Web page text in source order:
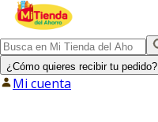
¿Cómo quieres recibir tu pedido?
Mi cuenta